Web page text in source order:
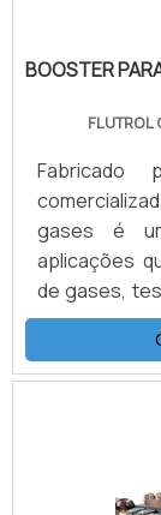
BOOSTER
FLUTROL
Fabricado
gases é
aplicações
de gases,
de gases,
exercidas
que as